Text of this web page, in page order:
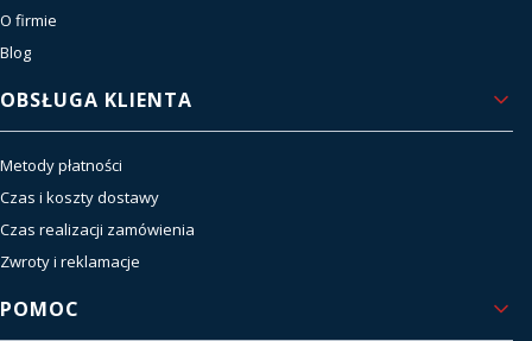
O firmie
Blog
OBSŁUGA KLIENTA
Metody płatności
Czas i koszty dostawy
Czas realizacji zamówienia
Zwroty i reklamacje
POMOC